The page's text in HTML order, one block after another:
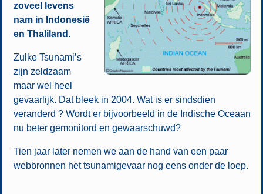
zoveel levens
nam in Indonesië
en Thaliland.
Zulke Tsunami’s
zijn zeldzaam
maar wel heel
gevaarlijk. Dat bleek in 2004. Wat is er sindsdien
veranderd ? Wordt er bijvoorbeeld in de Indische Oceaan
nu beter gemonitord en gewaarschuwd?
Tien jaar later nemen we aan de hand van een paar
webbronnen het tsunamigevaar nog eens onder de loep.